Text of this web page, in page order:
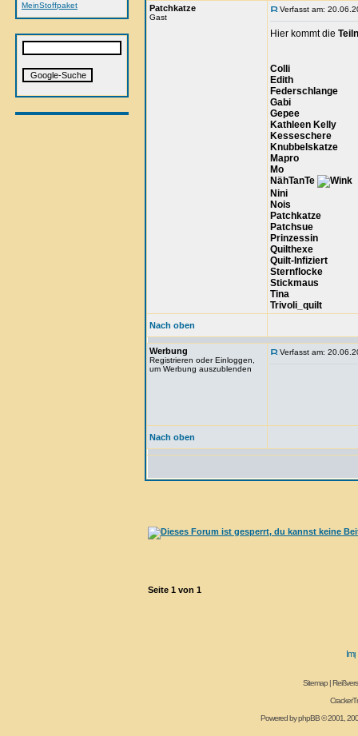
MeinStoffpaket
Patchkatze
Gast
Verfasst am:
Hier kommt die
Colli
Edith
Federschlange
Gabi
Gepee
Kathleen Kelly
Kesseschere
Knubbelskatze
Mapro
Mo
NähTanTe
Nini
Nois
Patchkatze
Patchsue
Prinzessin
Quilthexe
Quilt-Infiziert
Sternflocke
Stickmaus
Tina
Trivoli_quilt
Nach oben
Werbung
Registrieren oder Einloggen,
um Werbung auszublenden
Verfasst am:
Nach oben
Seite 1 von 1
Sitemap|
Powered byphpBB© 2001,